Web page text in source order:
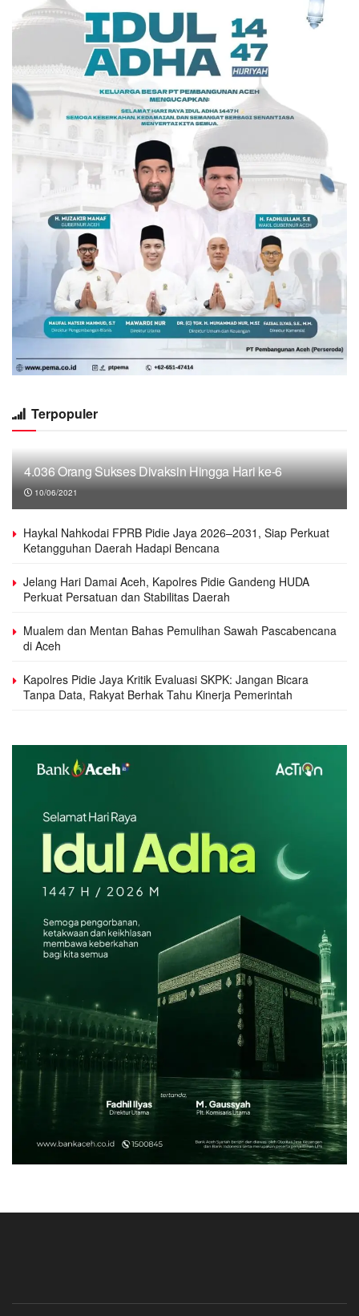
Terpopuler
4.036 Orang Sukses Divaksin Hingga Hari ke-6
10/06/2021
Haykal Nahkodai FPRB Pidie Jaya 2026–2031, Siap Perkuat
Ketangguhan Daerah Hadapi Bencana
Jelang Hari Damai Aceh, Kapolres Pidie Gandeng HUDA
Perkuat Persatuan dan Stabilitas Daerah
Mualem dan Mentan Bahas Pemulihan Sawah Pascabencana
di Aceh
Kapolres Pidie Jaya Kritik Evaluasi SKPK: Jangan Bicara
Tanpa Data, Rakyat Berhak Tahu Kinerja Pemerintah